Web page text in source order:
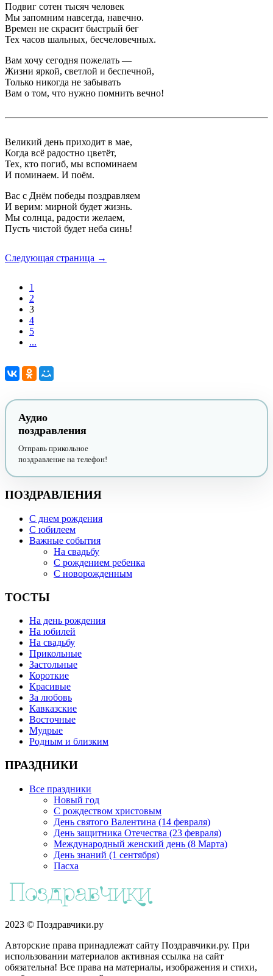
Подвиг сотен тысяч человек
Мы запомним навсегда, навечно.
Времен не скрасит быстрый бег
Тех часов шальных, бесчеловечных.
Вам хочу сегодня пожелать —
Жизни яркой, светлой и беспечной,
Только никогда не забывать
Вам о том, что нужно помнить вечно!
Великий день приходит в мае,
Когда всё радостно цветёт,
Тех, кто погиб, мы вспоминаем
И поминаем. И поём.
Вас с Днём победы поздравляем
И верим: мирной будет жизнь.
Мы солнца, радости желаем,
Пусть чистой будет неба синь!
Следующая страница →
1
2
3
4
5
...
Аудио
поздравления
Отправь прикольное
поздравление на телефон!
ПОЗДРАВЛЕНИЯ
С днем рождения
С юбилеем
Важные события
На свадьбу
С рождением ребенка
С новорожденным
ТОСТЫ
На день рождения
На юбилей
На свадьбу
Прикольные
Застольные
Короткие
Красивые
За любовь
Кавказские
Восточные
Мудрые
Родным и близким
ПРАЗДНИКИ
Все праздники
Новый год
С рождеством христовым
День святого Валентина (14 февраля)
День защитника Отечества (23 февраля)
Международный женский день (8 Марта)
День знаний (1 сентября)
Пасха
2023 © Поздравчики.ру
Авторские права принадлежат сайту Поздравчики.ру. При
использовании материалов активная ссылка на сайт
обязательна! Все права на материалы, изображения и стихи,